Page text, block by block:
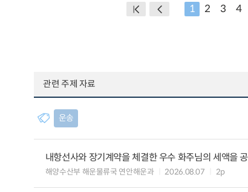
1 2 3 4
관련 주제 자료
운송
내항선사와 장기계약을 체결한 우수 화주님의 세액을
해양수산부 해운물류국 연안해운과 2026.08.07 2p